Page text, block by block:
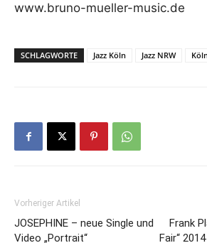
www.bruno-mueller-music.de
SCHLAGWORTE Jazz Köln Jazz NRW
Vorheriger Artikel
JOSEPHINE – neue Single und
Video „Portrait“
Frank
Fair“